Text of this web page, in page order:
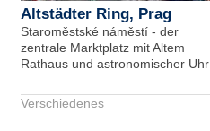
Altstädter Ring, Prag
Staroměstské náměstí - der
zentrale Marktplatz mit Altem
Rathaus und astronomischer Uhr
Verschiedenes